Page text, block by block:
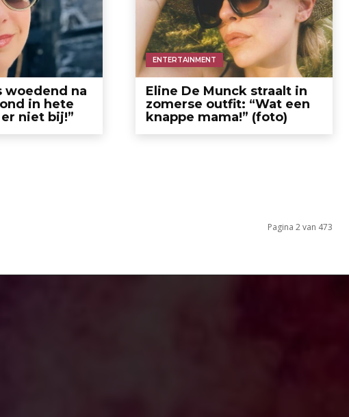
woedend na
in hete
niet bij!”
ENTERTAINMENT
Eline De Munck straalt in
zomerse outfit: “Wat een
knappe mama!” (foto)
Pagina 2 van 473